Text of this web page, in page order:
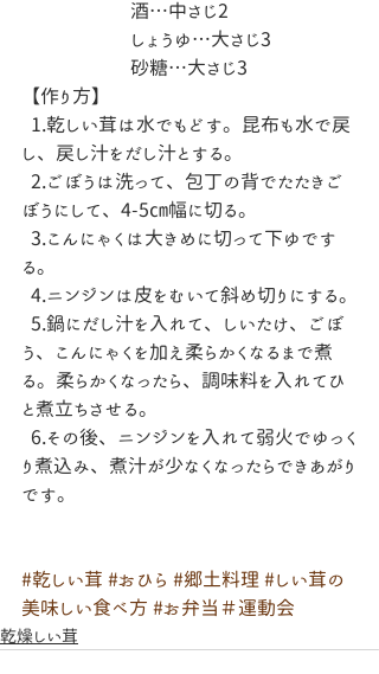
酒…中さじ2
しょうゆ…大さじ3
砂糖…大さじ3
【作り方】
1.乾しい茸は水でもどす。昆布も水で戻
し、戻し汁をだし汁とする。
2.ごぼうは洗って、包丁の背でたたきご
ぼうにして、4-5㎝幅に切る。
3.こんにゃくは大きめに切って下ゆです
る。
4.ニンジンは皮をむいて斜め切りにする。
5.鍋にだし汁を入れて、しいたけ、ごぼ
う、こんにゃくを加え柔らかくなるまで煮
る。柔らかくなったら、調味料を入れてひ
と煮立ちさせる。
り煮込み、煮汁が少なくなったらできあがり
です。
#乾しい茸 #おひら #郷土料理 #しい茸の
美味しい食べ方 #お弁当＃運動会
乾燥しい茸